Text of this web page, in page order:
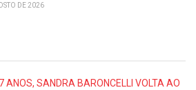
DE 2026
ANOS, SANDRA BARONCELLI VOLTA AO